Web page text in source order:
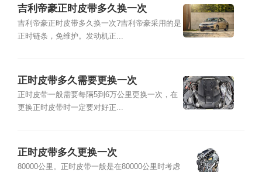
吉利帝豪正时皮带多久换一次
吉利帝豪正时皮带多久换一次?吉利帝豪采用的是
正时链条，免维护。发动机正...
正时皮带多久需要更换一次
正时皮带一般需要每隔5到6万公里更换一次，在
更换正时皮带时一定要对好正...
正时皮带多久更换一次
80000公里。正时皮带一般是在80000公里时考虑